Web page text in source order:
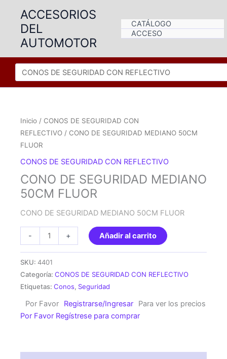
contenido
ACCESORIOS
DEL
AUTOMOTOR
CATÁLOGO
ACCESO
Inicio / CONOS DE SEGURIDAD CON
REFLECTIVO / CONO DE SEGURIDAD MEDIANO 50CM
FLUOR
CONOS DE SEGURIDAD CON REFLECTIVO
CONO DE SEGURIDAD MEDIANO
50CM FLUOR
CONO DE SEGURIDAD MEDIANO 50CM FLUOR
-
DE
50CM
FLUOR
cantidad
+ Añadir al carrito
SKU: 4401
Categoría: CONOS DE SEGURIDAD CON REFLECTIVO
Etiquetas: Conos, Seguridad
Por Favor Registrarse/Ingresar
Para ver los precios
Por Favor Regístrese para comprar